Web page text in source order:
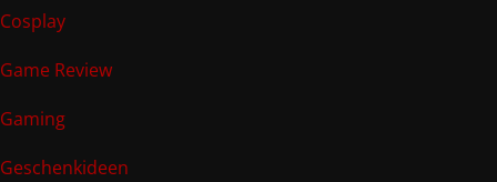
Cosplay
Game Review
Gaming
Geschenkideen